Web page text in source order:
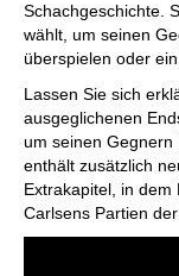
Schachgeschichte.
wählt, um seinen
überspielen oder
Lassen Sie sich
ausgeglichenen
um seinen Gegnern
enthält zusätzlich
Extrakapitel, in dem
Carlsens Partien